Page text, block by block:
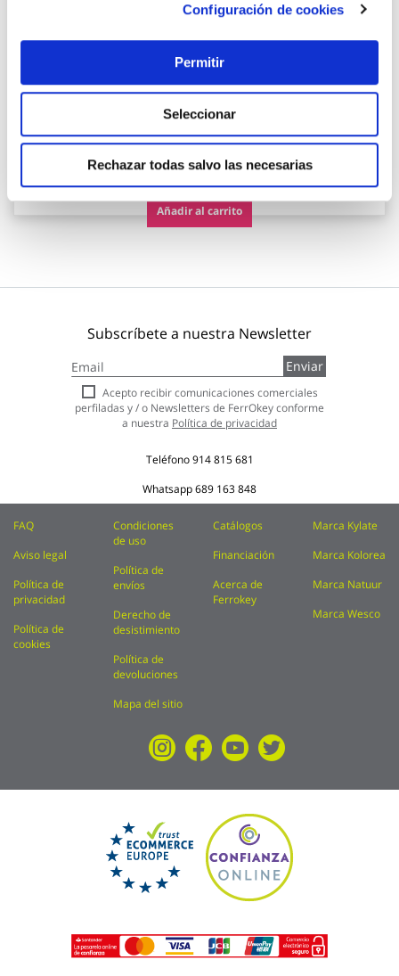
Configuración de cookies
Permitir
Seleccionar
Rechazar todas salvo las necesarias
TOP VENTAS
Pie parasol resina rellenable c/ruedas ø 33-50 mm
antracita import
Import
36,51 €
Añadir al carrito
Subscríbete a nuestra Newsletter
a
nuestro
boletín
de
Enviar
Acepto recibir comunicaciones comerciales
perfiladas y / o Newsletters de FerrOkey conforme
a nuestra Política de privacidad
Teléfono914 815 681
Whatsapp689 163 848
FAQ
Aviso legal
Política de
privacidad
Política de
cookies
Condiciones
de uso
Política de
envíos
Derecho de
desistimiento
Política de
devoluciones
Mapa del sitio
Catálogos
Financiación
Acerca de
Ferrokey
Marca Kylate
Marca Kolorea
Marca Natuur
Marca Wesco